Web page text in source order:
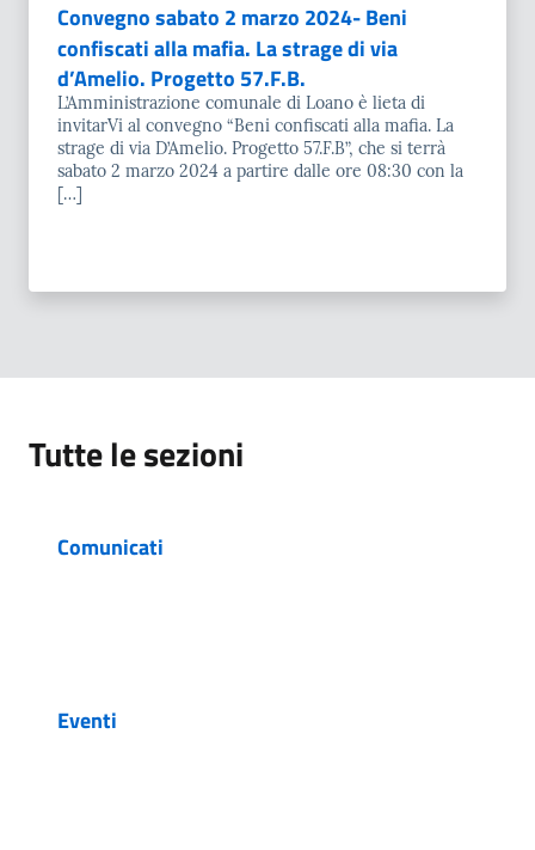
Convegno sabato 2 marzo 2024- Beni
confiscati alla mafia. La strage di via
d’Amelio. Progetto 57.F.B.
L’Amministrazione comunale di Loano è lieta di
invitarVi al convegno “Beni confiscati alla mafia. La
strage di via D’Amelio. Progetto 57.F.B”, che si terrà
sabato 2 marzo 2024 a partire dalle ore 08:30 con la
[…]
Tutte le sezioni
Comunicati
Eventi